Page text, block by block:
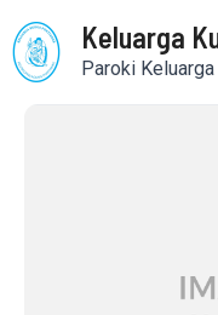
to
content
Keluarga
Paroki